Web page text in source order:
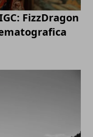
FizzDragon